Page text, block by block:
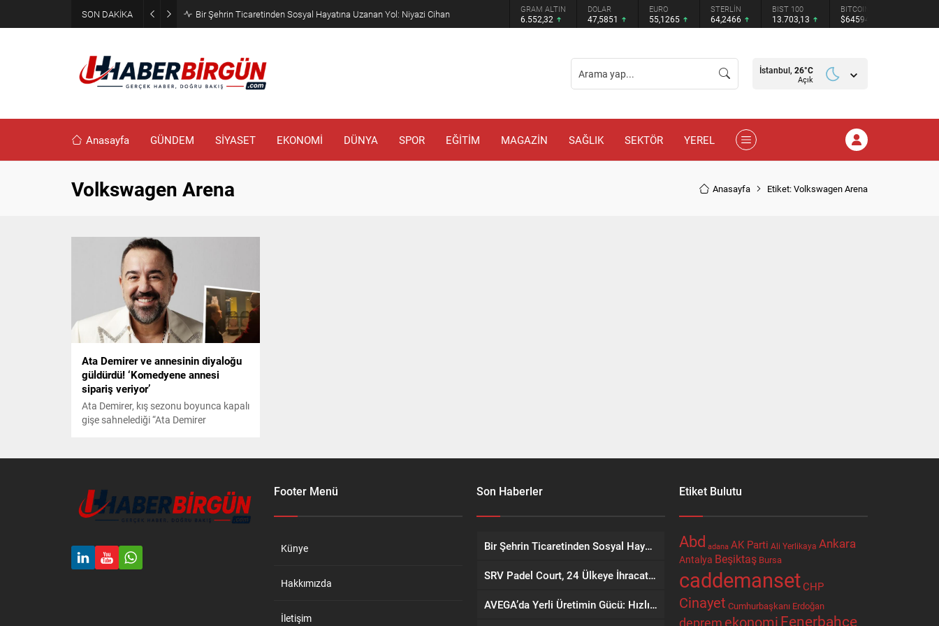
SON DAKİKA Bir Şehrin Ticaretinden Sosyal Hayatına Uzanan Yol: Niyazi Cihan GRAM ALTIN
6.552,32
DOLAR
47,5851
EURO
55,1265
STERLİN
64,2466
BIST 100
13.703,13
BITCOIN
$64594
İstanbul, 26°C
Açık
Anasayfa GÜNDEM SİYASET EKONOMİ DÜNYA SPOR EĞİTİM MAGAZİN SAĞLIK SEKTÖR YEREL
Volkswagen Arena Anasayfa Etiket: Volkswagen Arena
Ata Demirer ve annesinin diyaloğu
güldürdü! ‘Komedyene annesi
sipariş veriyor’
Ata Demirer, kış sezonu boyunca kapalı
gişe sahnelediği “Ata Demirer
seyirci olarak katıldığı gösterisinden
diyoloğu yayınlayan Demirer, güldürdü.
Footer Menü
Künye
Hakkımızda
İletişim
Son Haberler
Bir Şehrin Ticaretinden Sosyal Hayatına Uzanan Yol: Niyazi Cihan
SRV Padel Court, 24 Ülkeye İhracat Yapan Türkiye’nin Padel Kortu Üretim Gücü
AVEGA’da Yerli Üretimin Gücü: Hızlı Servis ve Kesintisiz Teknik Destek
Etiket Bulutu
Abd adana AK Parti Ali Yerlikaya Ankara
Antalya Beşiktaş Bursa
caddemanset CHP
Cinayet Cumhurbaşkanı Erdoğan
deprem ekonomiFenerbahçe